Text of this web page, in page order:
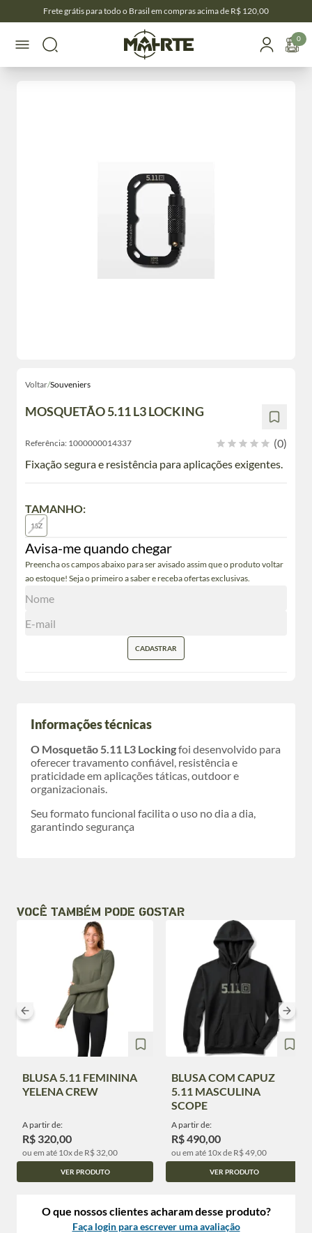
Frete grátis para todo o Brasil em compras acima de R$ 120,00
0
Voltar/Souveniers
MOSQUETÃO 5.11 L3 LOCKING
Referência: 1000000014337
(0)
Fixação segura e resistência para aplicações exigentes.
TAMANHO:
1SZ
Avisa-me quando chegar
Preencha os campos abaixo para ser avisado assim que o produto voltar
ao estoque! Seja o primeiro a saber e receba ofertas exclusivas.
CADASTRAR
Informações técnicas
O Mosquetão 5.11 L3 Lockingfoi desenvolvido para
oferecer travamento confiável, resistência e
praticidade em aplicações táticas, outdoor e
organizacionais.
Seu formato funcional facilita o uso no dia a dia,
garantindo segurança
VOCÊ TAMBÉM PODE GOSTAR
BLUSA 5.11 FEMININA
YELENA CREW
A partir de:
R$ 320,00
ou em até 10x de R$ 32,00
VER PRODUTO
BLUSA COM CAPUZ
5.11 MASCULINA
SCOPE
A partir de:
R$ 490,00
ou em até 10x de R$ 49,00
VER PRODUTO
O que nossos clientes acharam desse produto?
Faça login para escrever uma avaliação